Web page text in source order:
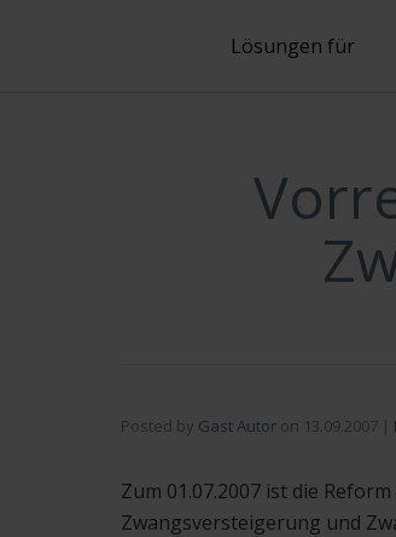
Lösungen für
Posted by Gast Autor on 13.09.2007 |
Zum 01.07.2007 ist die
Zwangsversteigerung und